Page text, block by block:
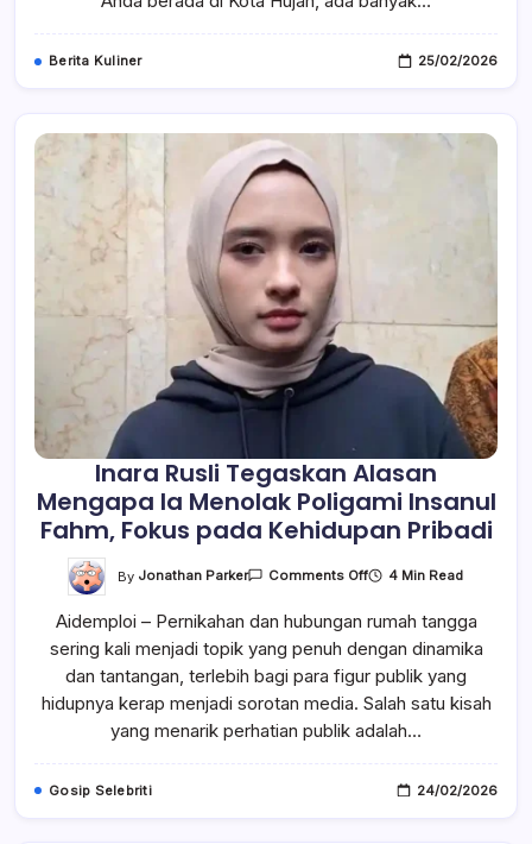
Lezat
Berita Kuliner 25/02/2026
Inara Rusli Tegaskan Alasan
Mengapa Ia Menolak Poligami Insanul
Fahm, Fokus pada Kehidupan Pribadi
By Jonathan Parker Comments OffOn
Tegaskan
Mengapa
Menolak
Poligami
Insanul
Fahm,
Pribadi
4 Min Read
Aidemploi – Pernikahan dan hubungan rumah tangga
sering kali menjadi topik yang penuh dengan dinamika
dan tantangan, terlebih bagi para figur publik yang
hidupnya kerap menjadi sorotan media. Salah satu kisah
yang menarik perhatian publik adalah…
Gosip Selebriti 24/02/2026